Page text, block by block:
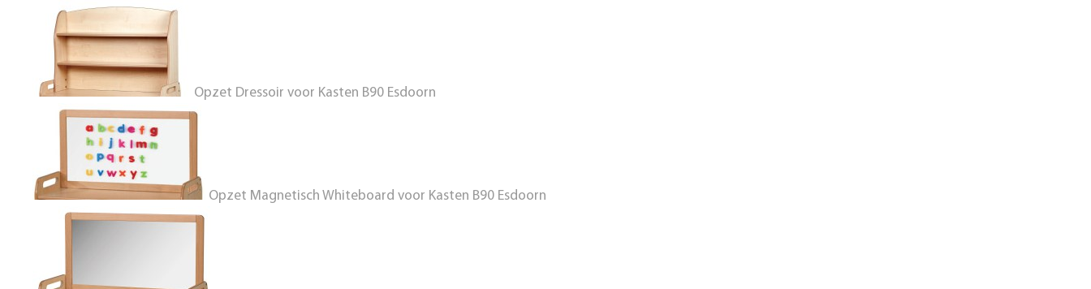
Opzet Dressoir voor Kasten B90 Esdoorn
Opzet Magnetisch Whiteboard voor Kasten B90 Esdoorn